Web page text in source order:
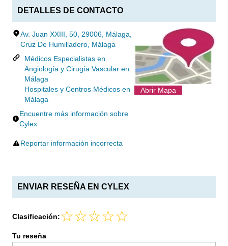
DETALLES DE CONTACTO
Av. Juan XXIII, 50, 29006, Málaga,
Cruz De Humilladero, Málaga
Médicos Especialistas en
Angiología y Cirugía Vascular en
Málaga
Hospitales y Centros Médicos en
Málaga
Encuentre más información sobre
Cylex
Reportar información incorrecta
Abrir Mapa
ENVIAR RESEÑA EN CYLEX
Clasificación:
Tu reseña